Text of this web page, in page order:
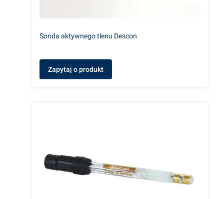
Sonda aktywnego tlenu Descon
Zapytaj o produkt